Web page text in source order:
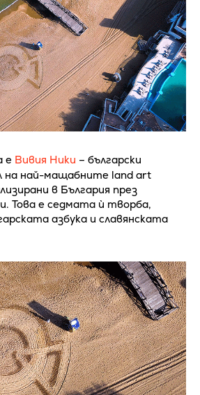
е Вивия Ники – български
на най-мащабните land art
в България през
Това е седмата ѝ творба,
азбука и славянската